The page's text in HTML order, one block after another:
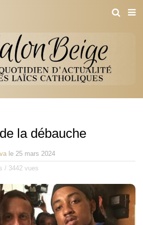
la débauche
le 25 mars 2024
/ 3442 vues